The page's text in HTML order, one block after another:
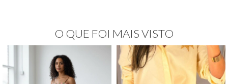
O QUE FOI MAIS VISTO